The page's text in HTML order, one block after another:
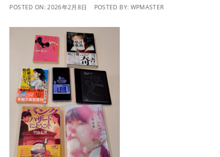
POSTED ON:2026年2月8日 POSTED BY: WPMASTER